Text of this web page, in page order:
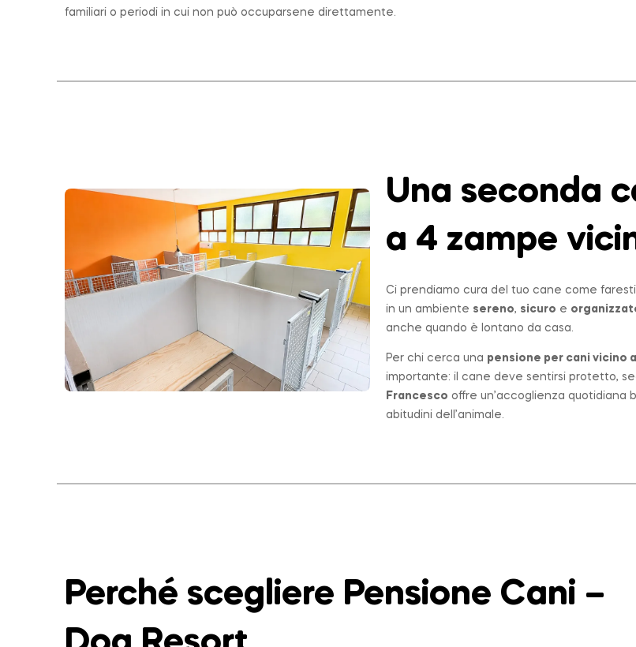
familiari o periodi in cui non può occuparsene direttamente.
Una seconda
a 4 zampe
Ci prendiamo cura del tuo cane come faresti
in un ambiente sereno, sicuro e
anche quando è lontano da casa.
Per chi cerca una pensione per cani vicino a
importante: il cane deve sentirsi protetto,
Francesco offre un’accoglienza quotidiana
abitudini dell’animale.
Perché scegliere Pensione Cani –